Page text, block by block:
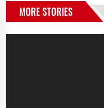
MORE STORIES